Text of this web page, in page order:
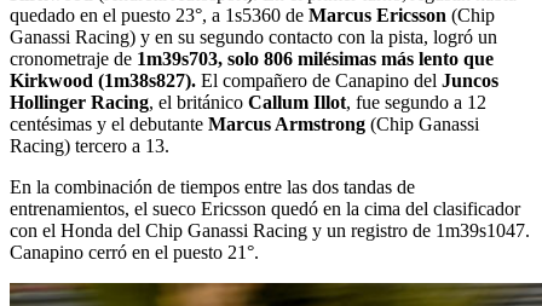
quedado en el puesto 23°, a 1s5360 de Marcus Ericsson (Chip
Ganassi Racing) y en su segundo contacto con la pista, logró un
cronometraje de 1m39s703, solo 806 milésimas más lento que
Kirkwood (1m38s827). El compañero de Canapino del Juncos
Hollinger Racing, el británico Callum Illot, fue segundo a 12
centésimas y el debutante Marcus Armstrong (Chip Ganassi
Racing) tercero a 13.
En la combinación de tiempos entre las dos tandas de
entrenamientos, el sueco Ericsson quedó en la cima del clasificador
con el Honda del Chip Ganassi Racing y un registro de 1m39s1047.
Canapino cerró en el puesto 21°.